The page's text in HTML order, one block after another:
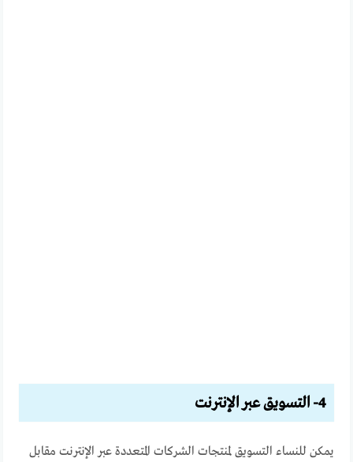
4- التسويق عبر الإنترنت
يمكن للنساء التسويق لمنتجات الشركات المتعددة عبر الإنترنت مقابل